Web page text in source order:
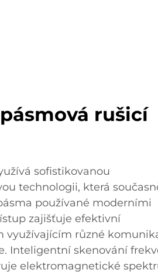
rušicí
sofistikovanou
technologii, která
používané moderními
zajišťuje efektivní
využívajícím různé
Inteligentní skenování
elektromagnetické